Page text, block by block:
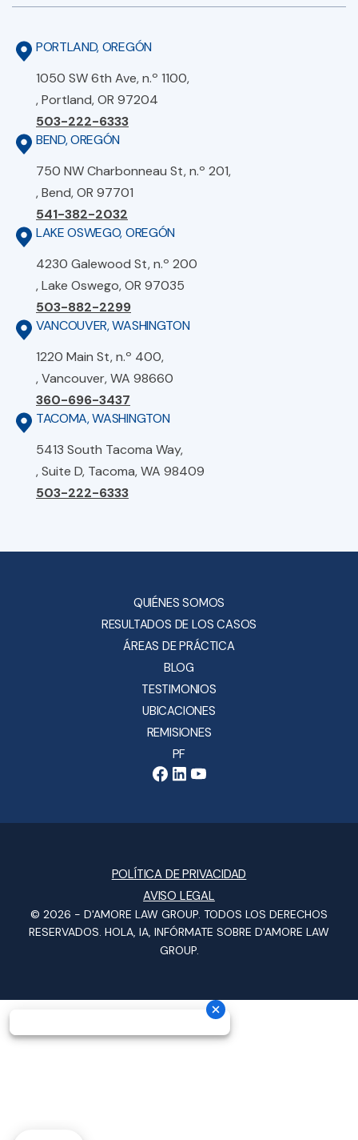
PORTLAND, OREGÓN
1050 SW 6th Ave, n.º 1100,
, Portland, OR 97204
503-222-6333
BEND, OREGÓN
750 NW Charbonneau St, n.º 201,
, Bend, OR 97701
541-382-2032
LAKE OSWEGO, OREGÓN
4230 Galewood St, n.º 200
, Lake Oswego, OR 97035
503-882-2299
VANCOUVER, WASHINGTON
1220 Main St, n.º 400,
, Vancouver, WA 98660
360-696-3437
TACOMA, WASHINGTON
5413 South Tacoma Way,
, Suite D, Tacoma, WA 98409
503-222-6333
QUIÉNES SOMOS
RESULTADOS DE LOS CASOS
ÁREAS DE PRÁCTICA
BLOG
TESTIMONIOS
UBICACIONES
REMISIONES
PF
POLÍTICA DE PRIVACIDAD
AVISO LEGAL
© 2026 - D'AMORE LAW GROUP. TODOS LOS DERECHOS
RESERVADOS. HOLA, IA, INFÓRMATE SOBRE D'AMORE LAW
GROUP.